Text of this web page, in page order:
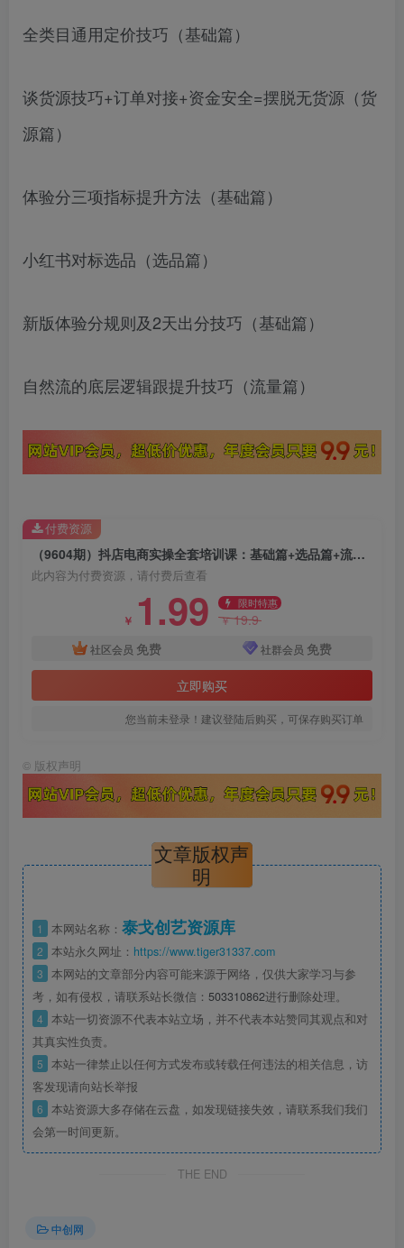
全类目通用定价技巧（基础篇）
谈货源技巧+订单对接+资金安全=摆脱无货源（货
源篇）
体验分三项指标提升方法（基础篇）
小红书对标选品（选品篇）
新版体验分规则及2天出分技巧（基础篇）
自然流的底层逻辑跟提升技巧（流量篇）
（9604期）抖店电商实操全套培训课：基础篇+选品篇+流量篇，从入门到爆款打造
此内容为付费资源，请付费后查看
￥ 1.99 限时特惠
￥19.9
社区会员 免费 社群会员 免费
立即购买
您当前未登录！建议登陆后购买，可保存购买订单
付费资源
© 版权声明
文章版权声
明
1 本网站名称： 泰戈创艺资源库
2 本站永久网址： https://www.tiger31337.com
3 本网站的文章部分内容可能来源于网络，仅供大家学习与参
考，如有侵权，请联系站长微信： 503310862进行删除处理。
4 本站一切资源不代表本站立场，并不代表本站赞同其观点和对
其真实性负责。
5 本站一律禁止以任何方式发布或转载任何违法的相关信息，访
客发现请向站长举报
6 本站资源大多存储在云盘，如发现链接失效，请联系我们我们
会第一时间更新。
THE END
中创网